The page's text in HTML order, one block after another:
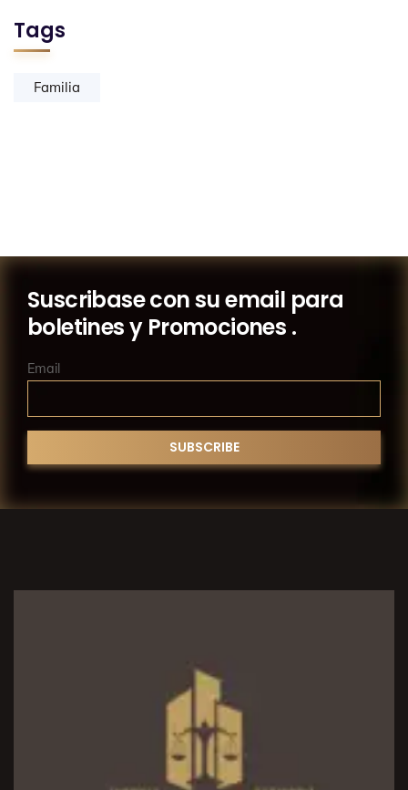
Tags
Familia
Suscribase con su email para
boletines y Promociones .
Email